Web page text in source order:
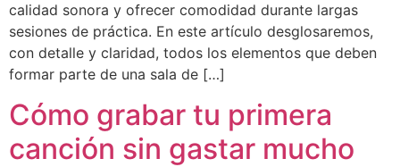
calidad sonora y ofrecer comodidad durante largas
sesiones de práctica. En este artículo desglosaremos,
con detalle y claridad, todos los elementos que deben
formar parte de una sala de […]
Cómo grabar tu primera
canción sin gastar mucho